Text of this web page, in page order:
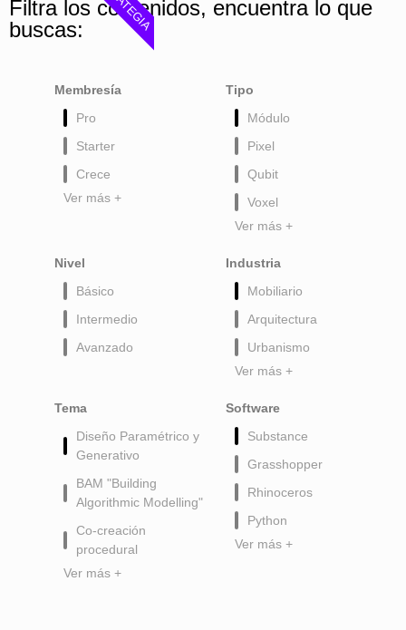
Filtra los contenidos, encuentra lo que
buscas:
Membresía
Pro
Starter
Crece
Ver más +
Tipo
Módulo
Pixel
Qubit
Voxel
Ver más +
Nivel
Básico
Intermedio
Avanzado
Industria
Mobiliario
Arquitectura
Urbanismo
Ver más +
Tema
Diseño Paramétrico y
Generativo
BAM "Building
Algorithmic Modelling"
Co-creación
procedural
Ver más +
Software
Substance
Grasshopper
Rhinoceros
Python
Ver más +